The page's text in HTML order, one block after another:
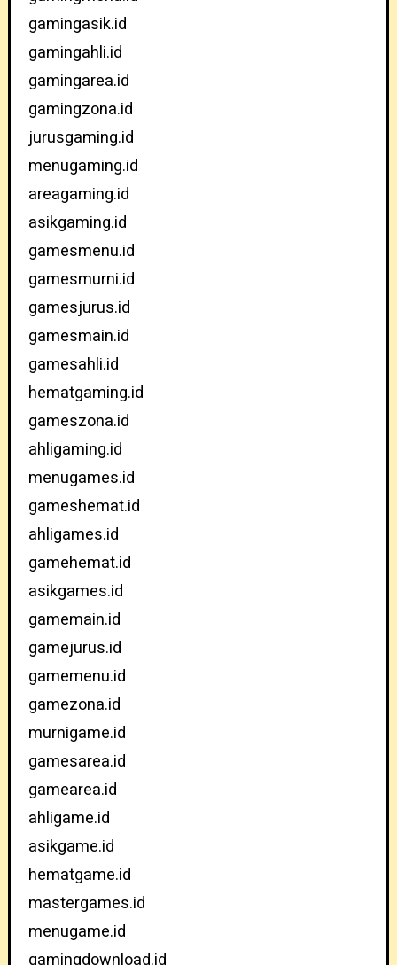
gamingasik.id
gamingahli.id
gamingarea.id
gamingzona.id
jurusgaming.id
menugaming.id
areagaming.id
asikgaming.id
gamesmenu.id
gamesmurni.id
gamesjurus.id
gamesmain.id
gamesahli.id
hematgaming.id
gameszona.id
ahligaming.id
menugames.id
gameshemat.id
ahligames.id
gamehemat.id
asikgames.id
gamemain.id
gamejurus.id
gamemenu.id
gamezona.id
murnigame.id
gamesarea.id
gamearea.id
ahligame.id
asikgame.id
hematgame.id
mastergames.id
menugame.id
gamingdownload.id